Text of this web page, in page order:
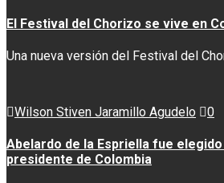
El Festival del Chorizo se vive en
Una nueva versión del Festival del
Wilson Stiven Jaramillo Agudelo 0
Abelardo de la Espriella fue
presidente de Colombia